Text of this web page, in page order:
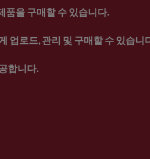
품을 구매할 수 있습니다.
업로드, 관리 및 구매할 수 있습니
합니다.